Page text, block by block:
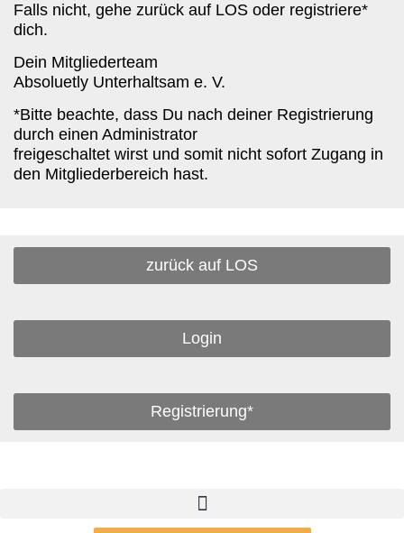
Falls nicht, gehe zurück auf LOS oder registriere*
dich.
Dein Mitgliederteam
Absoluetly Unterhaltsam e. V.
*Bitte beachte, dass Du nach deiner Registrierung
durch einen Administrator
freigeschaltet wirst und somit nicht sofort Zugang in
den Mitgliederbereich hast.
zurück auf LOS
Login
Registrierung*